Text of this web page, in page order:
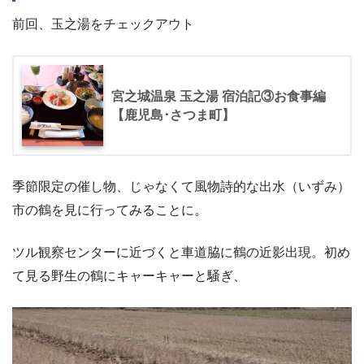
前回、玉之湯をチェックアウト
宮之城温泉 玉之湯 宿泊記③お食事編
【鹿児島･さつま町】
季節限定の催し物、じゃなくて風物詩的な出水（いずみ）
市の鶴を見に行ってみることに。
ツル観察センターに近づくと車道脇に鶴の近影出現。初め
て見る野生の鶴にキャーキャーと騒ぎ、